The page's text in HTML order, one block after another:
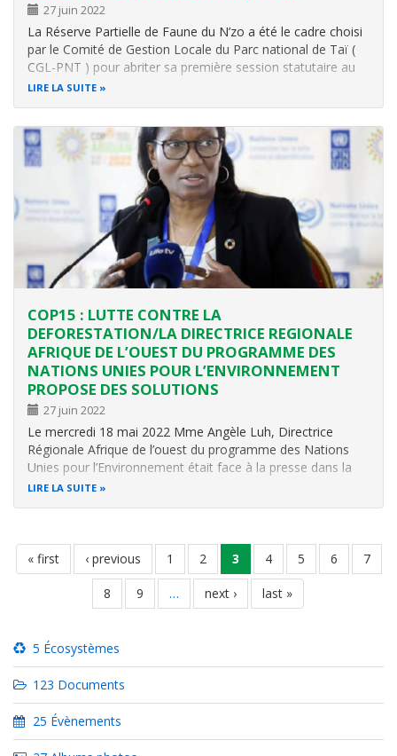
27 juin 2022
La Réserve Partielle de Faune du N’zo a été le cadre choisi
par le Comité de Gestion Locale du Parc national de Taï (
CGL-PNT ) pour abriter sa première session statutaire au
titre de l’année 2022, le vendredi 13 mai dernier. Au cours
LIRE LA SUITE
COP15 : LUTTE CONTRE LA
DEFORESTATION/LA DIRECTRICE REGIONALE
AFRIQUE DE L’OUEST DU PROGRAMME DES
NATIONS UNIES POUR L’ENVIRONNEMENT
PROPOSE DES SOLUTIONS
27 juin 2022
Le mercredi 18 mai 2022 Mme Angèle Luh, Directrice
Régionale Afrique de l’ouest du programme des Nations
Unies pour l’Environnement était face à la presse dans la
salle des médias Sofitel Hôtel Ivoire sise à Abidjan Cocody.
LIRE LA SUITE
Pagination
première
page
« first
page
précédente
‹ previous page
1 page
2
page
courante
3 page
4 page
5 page
6 page
7
page
8 page
9 …
page
suivante
next ›
dernière
page
last »
5 Écosystèmes
123 Documents
25 Évènements